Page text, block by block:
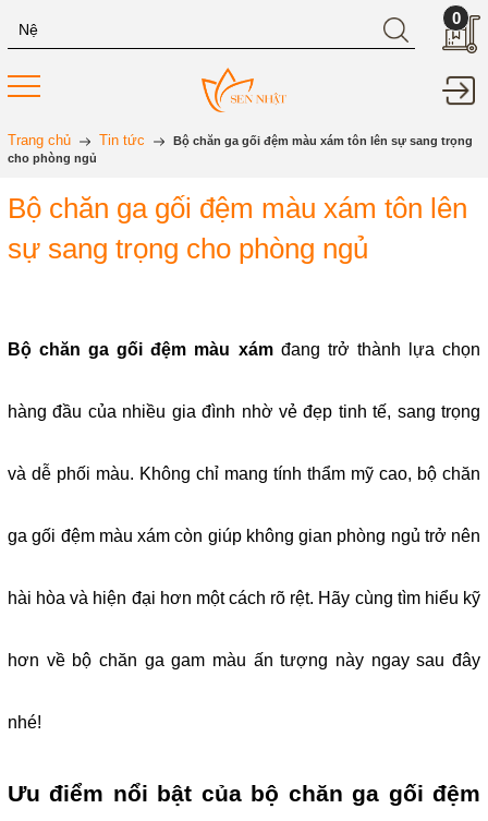
0
Trang chủ Tin tức
Bộ chăn ga gối đệm màu xám tôn lên sự sang trọng
cho phòng ngủ
Bộ chăn ga gối đệm màu xám tôn lên
sự sang trọng cho phòng ngủ
Bộ chăn ga gối đệm màu xám đang trở thành lựa chọn
hàng đầu của nhiều gia đình nhờ vẻ đẹp tinh tế, sang trọng
và dễ phối màu. Không chỉ mang tính thẩm mỹ cao, bộ chăn
ga gối đệm màu xám còn giúp không gian phòng ngủ trở nên
hài hòa và hiện đại hơn một cách rõ rệt. Hãy cùng tìm hiểu kỹ
hơn về bộ chăn ga gam màu ấn tượng này ngay sau đây
nhé!
Ưu điểm nổi bật của bộ chăn ga gối đệm